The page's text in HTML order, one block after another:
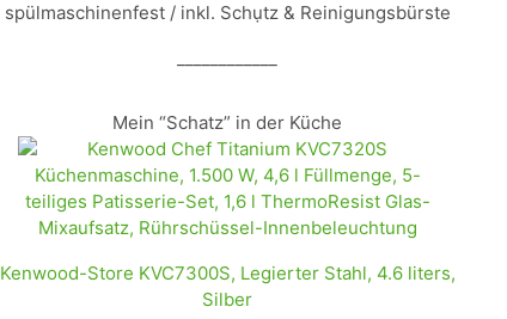
spülmaschinenfest / inkl. Schụtz & Reinigungsbürste
Mein “Schatz” in der Küche
Kenwood-Store KVC7300S, Legierter Stahl, 4.6 liters,
Silber